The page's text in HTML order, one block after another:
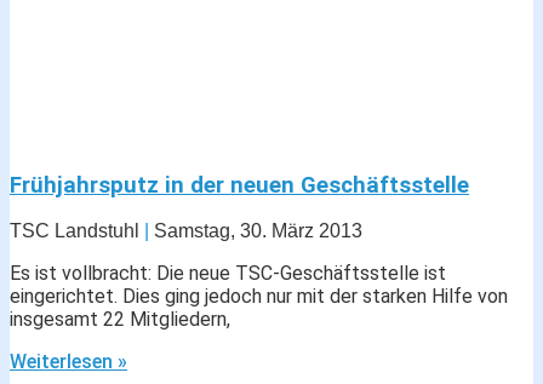
Frühjahrsputz in der neuen Geschäftsstelle
TSC Landstuhl Samstag, 30. März 2013
Es ist vollbracht: Die neue TSC-Geschäftsstelle ist
eingerichtet. Dies ging jedoch nur mit der starken Hilfe von
insgesamt 22 Mitgliedern,
Weiterlesen »